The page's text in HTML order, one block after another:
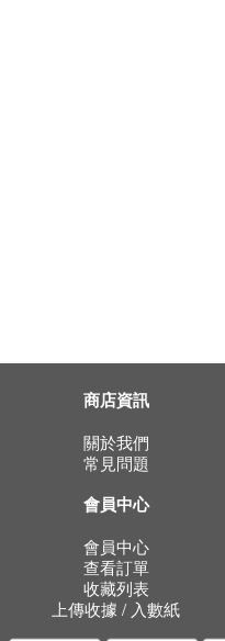
商店資訊
關於我們
常見問題
會員中心
會員中心
查看訂單
收藏列表
上傳收據 / 入數紙